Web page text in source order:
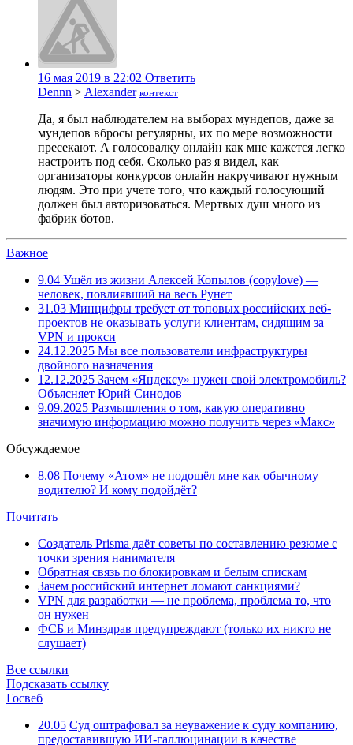
16 мая 2019 в 22:02 Ответить
Dennn > Alexander контекст
Да, я был наблюдателем на выборах мундепов, даже за
мундепов вбросы регулярны, их по мере возможности
пресекают. А голосовалку онлайн как мне кажется легко
настроить под себя. Сколько раз я видел, как
организаторы конкурсов онлайн накручивают нужным
людям. Это при учете того, что каждый голосующий
должен был авторизоваться. Мертвых душ много из
фабрик ботов.
Важное
9.04 Ушёл из жизни Алексей Копылов (copylove) —
человек, повлиявший на весь Рунет
31.03 Минцифры требует от топовых российских веб-
проектов не оказывать услуги клиентам, сидящим за
VPN и прокси
24.12.2025 Мы все пользователи инфраструктуры
двойного назначения
12.12.2025 Зачем «Яндексу» нужен свой электромобиль?
Объясняет Юрий Синодов
9.09.2025 Размышления о том, какую оперативно
значимую информацию можно получить через «Макс»
Обсуждаемое
8.08 Почему «Атом» не подошёл мне как обычному
водителю? И кому подойдёт?
Почитать
Создатель Prisma даёт советы по составлению резюме с
точки зрения нанимателя
Обратная связь по блокировкам и белым спискам
Зачем российский интернет ломают санкциями?
VPN для разработки — не проблема, проблема то, что
он нужен
ФСБ и Минздрав предупреждают (только их никто не
слушает)
Все ссылки
Подсказать ссылку
Госвеб
20.05 Суд оштрафовал за неуважение к суду компанию,
предоставившую ИИ-галлюцинации в качестве